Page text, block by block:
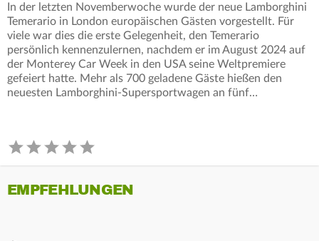
In der letzten Novemberwoche wurde der neue Lamborghini
Temerario in London europäischen Gästen vorgestellt. Für
viele war dies die erste Gelegenheit, den Temerario
persönlich kennenzulernen, nachdem er im August 2024 auf
der Monterey Car Week in den USA seine Weltpremiere
gefeiert hatte. Mehr als 700 geladene Gäste hießen den
neuesten Lamborghini-Supersportwagen an fünf…
EMPFEHLUNGEN